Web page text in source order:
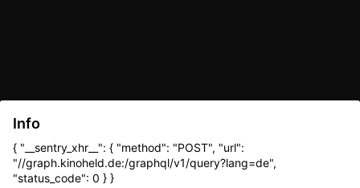
Info
{ "__sentry_xhr__": { "method": "POST", "url":
"//graph.kinoheld.de:/graphql/v1/query?lang=de",
"status_code": 0 } }